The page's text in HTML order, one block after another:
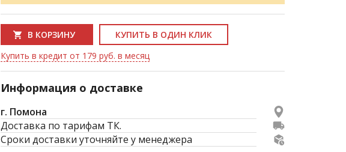
В КОРЗИНУ
КУПИТЬ В ОДИН КЛИК
Купить в кредит от 179 руб. в месяц
Информация о доставке
г. Помона
Доставка по тарифам ТК.
Сроки доставки уточняйте у менеджера